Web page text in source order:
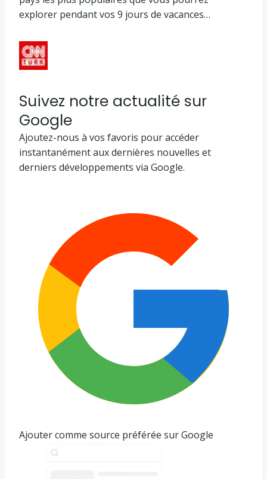
explorer pendant vos 9 jours de vacances…
Suivez notre actualité sur
Google
Ajoutez-nous à vos favoris pour accéder
instantanément aux dernières nouvelles et
derniers développements via Google.
Ajouter comme source préférée sur Google